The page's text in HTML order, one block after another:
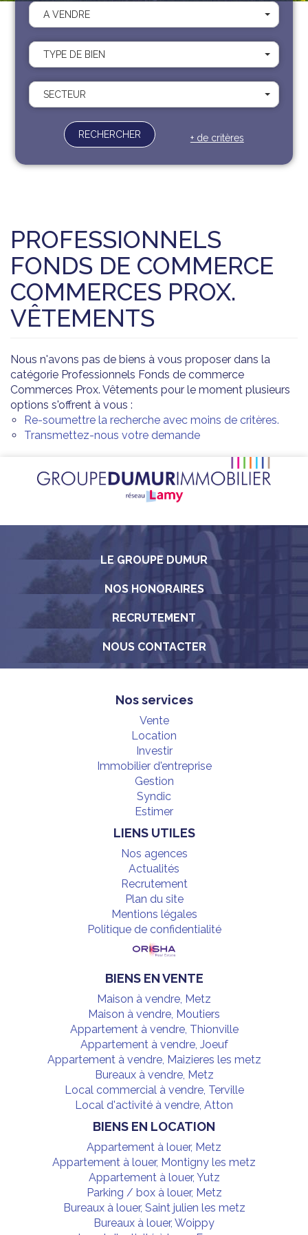
Recrutement
Contact
Documents
A VENDRE
TYPE DE BIEN
SECTEUR
RECHERCHER + de critères
PROFESSIONNELS
FONDS DE COMMERCE
COMMERCES PROX.
VÊTEMENTS
Nous n'avons pas de biens à vous proposer dans la
catégorie Professionnels Fonds de commerce
Commerces Prox. Vêtements pour le moment plusieurs
options s'offrent à vous :
Re-soumettre la recherche avec moins de critères.
Transmettez-nous votre demande
LE GROUPE DUMUR
NOS HONORAIRES
RECRUTEMENT
NOUS CONTACTER
Nos services
Vente
Location
Investir
Immobilier d'entreprise
Gestion
Syndic
Estimer
LIENS UTILES
Nos agences
Actualités
Recrutement
Plan du site
Mentions légales
Politique de confidentialité
BIENS EN VENTE
Maison à vendre, Metz
Maison à vendre, Moutiers
Appartement à vendre, Thionville
Appartement à vendre, Joeuf
Appartement à vendre, Maizieres les metz
Bureaux à vendre, Metz
Local commercial à vendre, Terville
Local d'activité à vendre, Atton
BIENS EN LOCATION
Appartement à louer, Metz
Appartement à louer, Montigny les metz
Appartement à louer, Yutz
Parking / box à louer, Metz
Bureaux à louer, Saint julien les metz
Bureaux à louer, Woippy